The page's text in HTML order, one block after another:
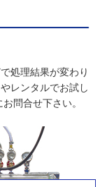
処理結果が変わり
レンタルでお試し
問合せ下さい。